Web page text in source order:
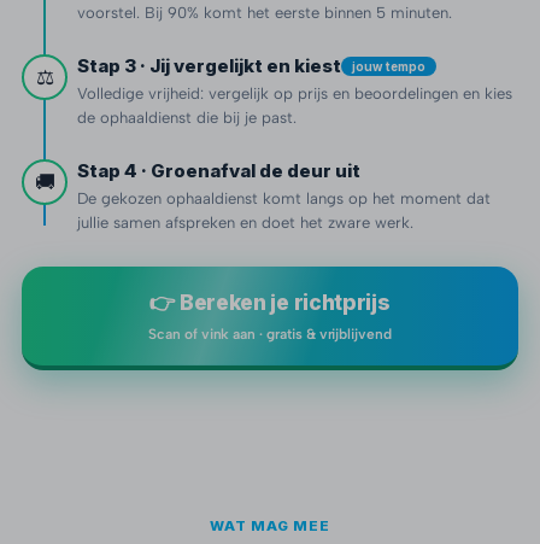
voorstel. Bij 90% komt het eerste binnen 5 minuten.
⚖️ Stap 3 · Jij vergelijkt en kiest jouw tempo
Volledige vrijheid: vergelijk op prijs en beoordelingen en kies
de ophaaldienst die bij je past.
🚚 Stap 4 · Groenafval de deur uit
De gekozen ophaaldienst komt langs op het moment dat
jullie samen afspreken en doet het zware werk.
👉 Bereken je richtprijs
Scan of vink aan · gratis & vrijblijvend
WAT MAG MEE